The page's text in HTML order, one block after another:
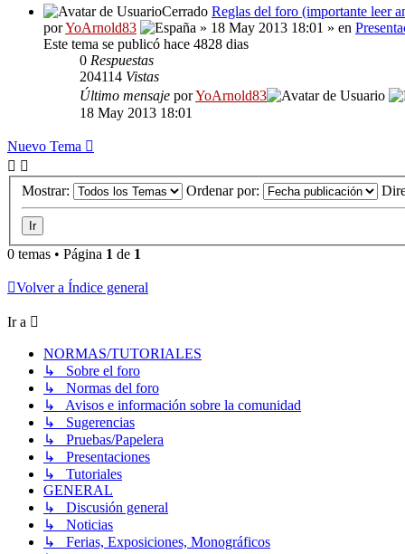
Cerrado Reglas del foro (importante leer
porYoArnold83 » 18 May 2013 18:01 » en
Este tema se publicó hace 4828 dias
0 Respuestas
204114 Vistas
Último mensaje porYoArnold83
18 May 2013 18:01
Nuevo Tema
Mostrar: Ordenar por:
0 temas • Página 1 de 1
Volver a Índice general
Ir a
NORMAS/TUTORIALES
↳ Sobre el foro
↳ Normas del foro
↳ Avisos e información sobre la comunidad
↳ Sugerencias
↳ Pruebas/Papelera
↳ Presentaciones
↳ Tutoriales
GENERAL
↳ Discusión general
↳ Noticias
↳ Ferias, Exposiciones, Monográficos